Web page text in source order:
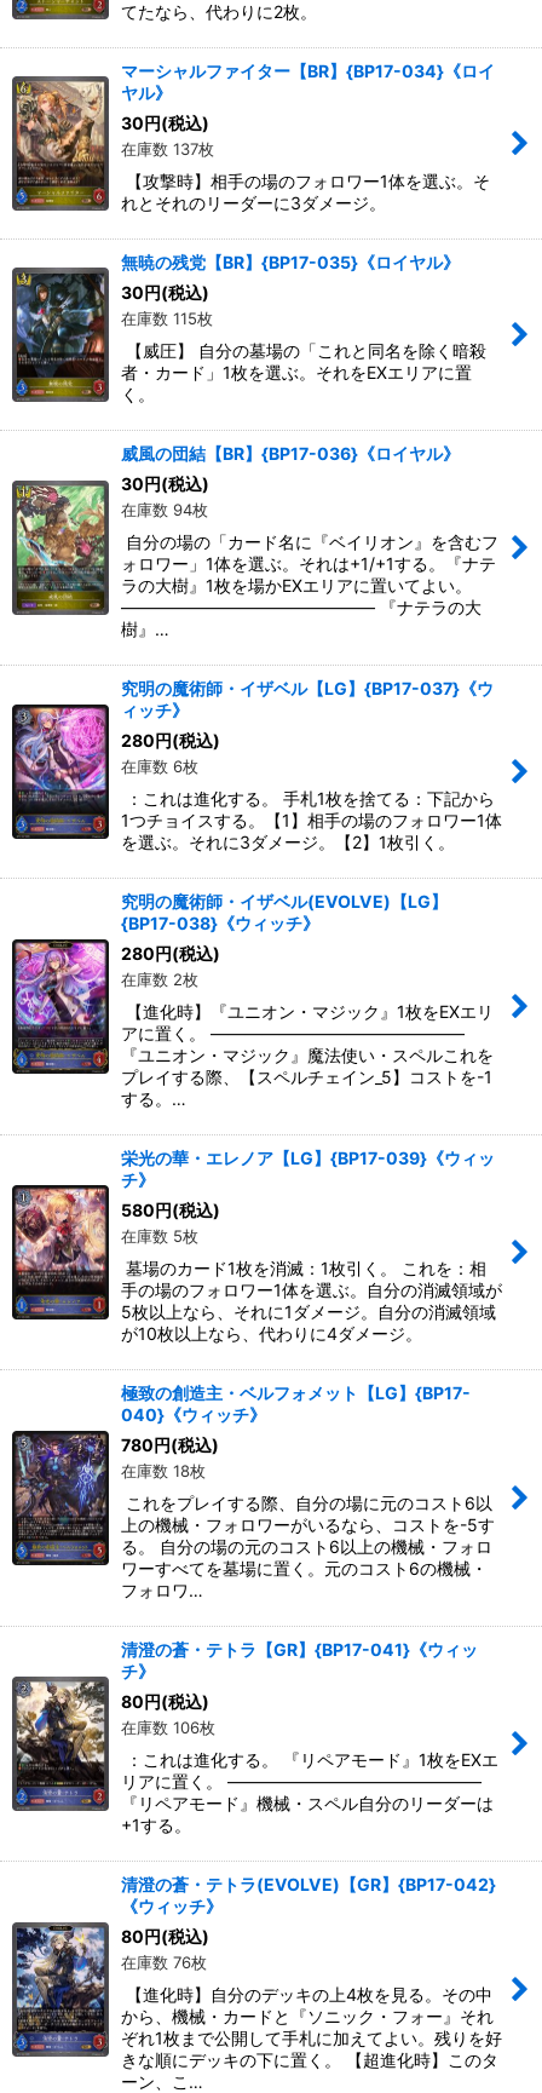
てたなら、代わりに2枚。
マーシャルファイター【BR】{BP17-034}《ロイ
ヤル》
30円(税込)
在庫数 137枚
【攻撃時】相手の場のフォロワー1体を選ぶ。そ
れとそれのリーダーに3ダメージ。
無暁の残党【BR】{BP17-035}《ロイヤル》
30円(税込)
在庫数 115枚
【威圧】 自分の墓場の「これと同名を除く暗殺
者・カード」1枚を選ぶ。それをEXエリアに置
く。
威風の団結【BR】{BP17-036}《ロイヤル》
30円(税込)
在庫数 94枚
自分の場の「カード名に『ベイリオン』を含むフ
ォロワー」1体を選ぶ。それは+1/+1する。『ナテ
ラの大樹』1枚を場かEXエリアに置いてよい。
――――――――――――――― 『ナテラの大
樹』…
究明の魔術師・イザベル【LG】{BP17-037}《ウ
ィッチ》
280円(税込)
在庫数 6枚
：これは進化する。 手札1枚を捨てる：下記から
1つチョイスする。【1】相手の場のフォロワー1体
を選ぶ。それに3ダメージ。【2】1枚引く。
究明の魔術師・イザベル(EVOLVE)【LG】
{BP17-038}《ウィッチ》
280円(税込)
在庫数 2枚
【進化時】『ユニオン・マジック』1枚をEXエリ
アに置く。 ―――――――――――――――
『ユニオン・マジック』魔法使い・スペルこれを
プレイする際、【スペルチェイン_5】コストを-1
する。…
栄光の華・エレノア【LG】{BP17-039}《ウィッ
チ》
580円(税込)
在庫数 5枚
墓場のカード1枚を消滅：1枚引く。 これを：相
手の場のフォロワー1体を選ぶ。自分の消滅領域が
5枚以上なら、それに1ダメージ。自分の消滅領域
が10枚以上なら、代わりに4ダメージ。
極致の創造主・ベルフォメット【LG】{BP17-
040}《ウィッチ》
780円(税込)
在庫数 18枚
これをプレイする際、自分の場に元のコスト6以
上の機械・フォロワーがいるなら、コストを-5す
る。 自分の場の元のコスト6以上の機械・フォロ
ワーすべてを墓場に置く。元のコスト6の機械・
フォロワ…
清澄の蒼・テトラ【GR】{BP17-041}《ウィッ
チ》
80円(税込)
在庫数 106枚
：これは進化する。 『リペアモード』1枚をEXエ
リアに置く。 ―――――――――――――――
『リペアモード』機械・スペル自分のリーダーは
+1する。
清澄の蒼・テトラ(EVOLVE)【GR】{BP17-042}
《ウィッチ》
80円(税込)
在庫数 76枚
【進化時】自分のデッキの上4枚を見る。その中
から、機械・カードと『ソニック・フォー』それ
ぞれ1枚まで公開して手札に加えてよい。残りを好
きな順にデッキの下に置く。 【超進化時】このタ
ーン、こ…